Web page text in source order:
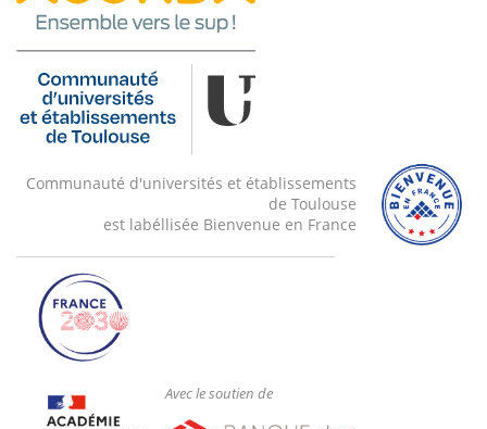
Communauté d'universités et établissements
de Toulouse
est labéllisée Bienvenue en France
Avec le soutien de